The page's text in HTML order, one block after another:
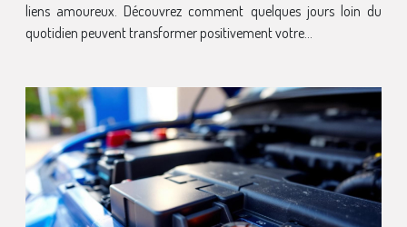
liens amoureux. Découvrez comment quelques jours loin du
quotidien peuvent transformer positivement votre...